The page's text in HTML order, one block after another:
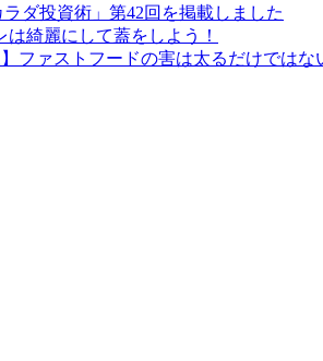
ラダ投資術」第42回を掲載しました
は綺麗にして蓋をしよう！
】ファストフードの害は太るだけではな